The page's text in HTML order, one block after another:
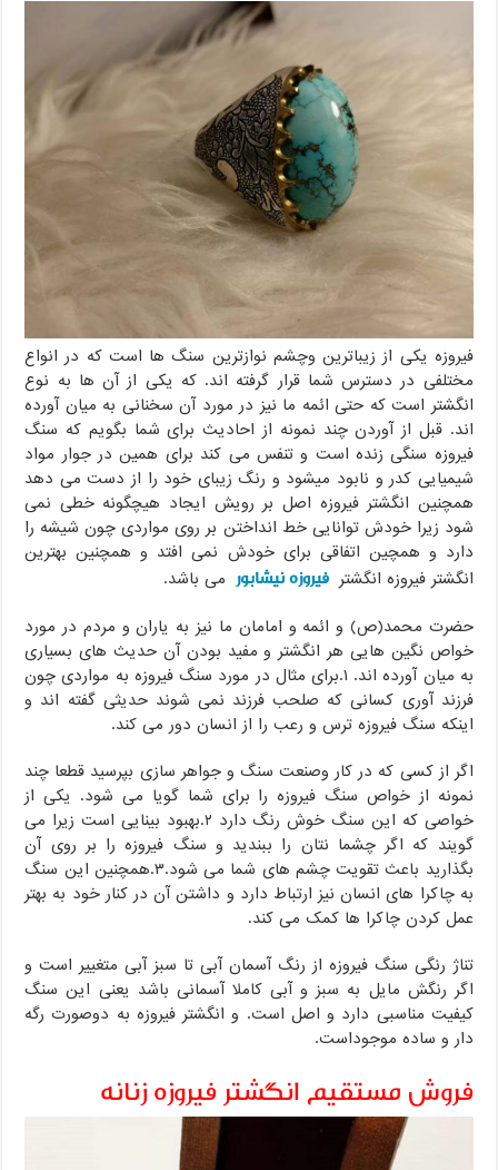
فیروزه یکی از زیباترین وچشم نوازترین سنگ ها است که در انواع
مختلفی در دسترس شما قرار گرفته اند. که یکی از آن ها به نوع
انگشتر است که حتی ائمه ما نیز در مورد آن سخنانی به میان آورده
اند. قبل از آوردن چند نمونه از احادیث برای شما بگویم که سنگ
فیروزه سنگی زنده است و تنفس می کند برای همین در جوار مواد
شیمیایی کدر و نابود میشود و رنگ زیبای خود را از دست می دهد
همچنین انگشتر فیروزه اصل بر رویش ایجاد هیچگونه خطی نمی
شود زیرا خودش توانایی خط انداختن بر روی مواردی چون شیشه را
دارد و همچین اتفاقی برای خودش نمی افتد و همچنین بهترین
انگشتر فیروزه انگشتر فیروزه نیشابور می باشد.
حضرت محمد(ص) و ائمه و امامان ما نیز به یاران و مردم در مورد
خواص نگین هایی هر انگشتر و مفید بودن آن حدیث های بسیاری
به میان آورده اند. ۱.برای مثال در مورد سنگ فیروزه به مواردی چون
فرزند آوری کسانی که صلحب فرزند نمی شوند حدیثی گفته اند و
اینکه سنگ فیروزه ترس و رعب را از انسان دور می کند.
اگر از کسی که در کار وصنعت سنگ و جواهر سازی بپرسید قطعا چند
نمونه از خواص سنگ فیروزه را برای شما گویا می شود. یکی از
خواصی که این سنگ خوش رنگ دارد ۲.بهبود بینایی است زیرا می
گویند که اگر چشما نتان را ببندید و سنگ فیروزه را بر روی آن
بگذارید باعث تقویت چشم های شما می شود.۳.همچنین این سنگ
به چاکرا های انسان نیز ارتباط دارد و داشتن آن در کنار خود به بهتر
عمل کردن چاکرا ها کمک می کند.
تناژ رنگی سنگ فیروزه از رنگ آسمان آبی تا سبز آبی متغییر است و
اگر رنگش مایل به سبز و آبی کاملا آسمانی باشد یعنی این سنگ
کیفیت مناسبی دارد و اصل است. و انگشتر فیروزه به دوصورت رگه
دار و ساده موجوداست.
فروش مستقیم انگشتر فیروزه زنانه